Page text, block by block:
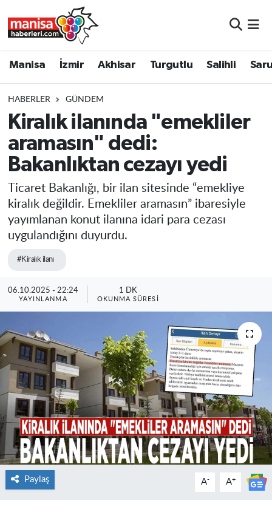
Manisa İzmir Akhisar Turgutlu Salihli
HABERLER GÜNDEM
Kiralık ilanında "emekliler
aramasın" dedi:
Bakanlıktan cezayı yedi
Ticaret Bakanlığı, bir ilan sitesinde “emekliye
kiralık değildir. Emekliler aramasın” ibaresiyle
yayımlanan konut ilanına idari para cezası
uygulandığını duyurdu.
#Kiralık ilanı
06.10.2025 - 22:24
YAYINLANMA
1 DK
OKUNMA SÜRESI
Paylaş A- A+
Turgutlu
Salihli
Saruhanlı
Soma
Resmi İlanlar
Manisa Nöbetçi Eczaneler
Manisa Trafik Yoğunluk Haritası
Süper Lig Puan Durumu ve Fikstür
Tüm Manşetler
Son Dakika Haberleri
Haber Arşivi